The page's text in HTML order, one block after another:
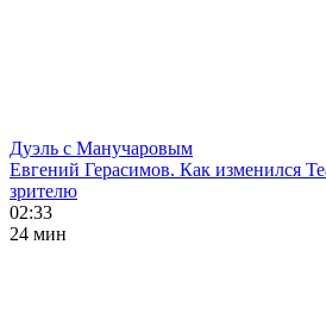
Дуэль с Манучаровым
Евгений Герасимов. Как изменился
зрителю
02:33
24 мин